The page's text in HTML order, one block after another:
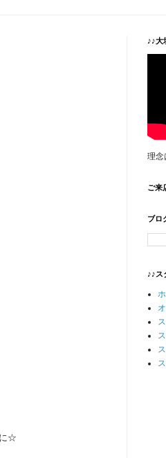
に☆
♪♪大
理
ご来
ブロ
♪♪ス